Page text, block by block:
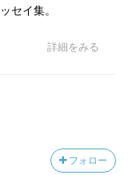
セイ集。
詳細をみる
フォロー